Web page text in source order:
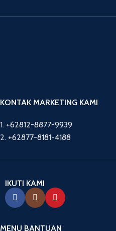
KONTAK MARKETING KAMI
1. +62812-8877-9939
2. +62877-8181-4188
IKUTI KAMI
MENU BANTUAN